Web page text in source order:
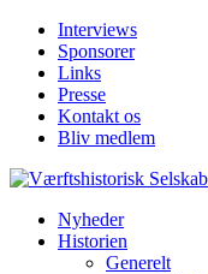
Interviews
Sponsorer
Links
Presse
Kontakt os
Bliv medlem
Nyheder
Historien
Generelt